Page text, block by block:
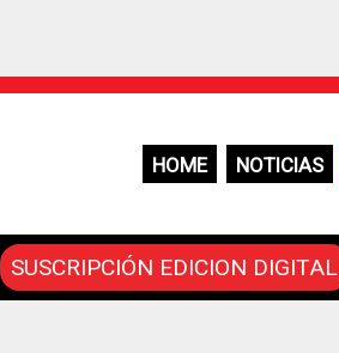
HOME NOTICIAS
SUSCRIPCIÓN EDICION DIGITAL